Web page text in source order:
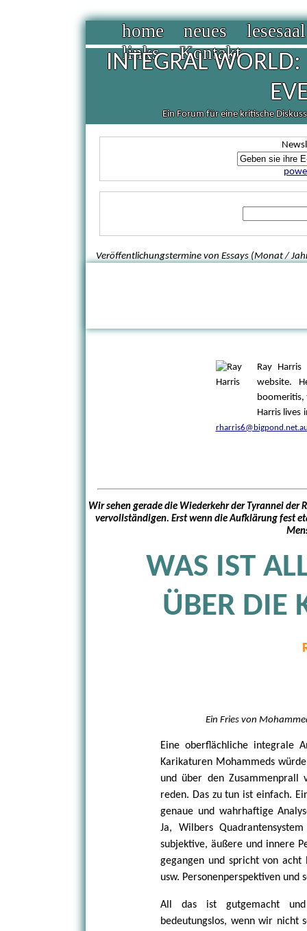
home neues
lesesaal
links
Kontakt
INTEGRAL WORLD:
Ein Forum für eine kritische
Veröffentlichungstermine von Essays (Monat /
Ray
website.
boomeritis,
Harris lives
Wir sehen gerade die Wiederkehr der Tyrannei
vervollständigen. Erst wenn die Aufklärung fest
WAS IST
ÜBER DIE
Ein Fries von
Eine oberflächliche integrale
Karikaturen Mohammeds
und über den Zusammenprall
reden. Das zu tun ist einfach.
genaue und wahrhaftige
Ja, Wilbers
subjektive, äußere und innere
gegangen und spricht von
usw. Personenperspektiven und
All das ist gutgemacht
bedeutungslos, wenn wir nicht